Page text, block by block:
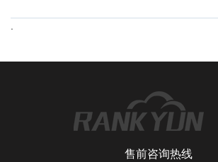
.
售前咨询热线